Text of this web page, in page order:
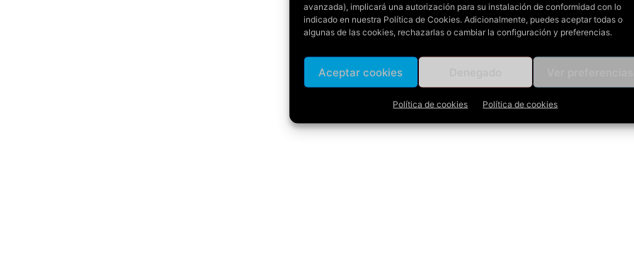
avanzada), implicará una autorización para su instalación de conformidad con lo
indicado en nuestra Política de Cookies. Adicionalmente, puedes aceptar todas o
algunas de las cookies, rechazarlas o cambiar la configuración y preferencias.
Aceptar cookies
Política de cookies Política de cookies